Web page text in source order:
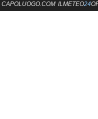
CAPOLUOGO.COM ILMETEO24